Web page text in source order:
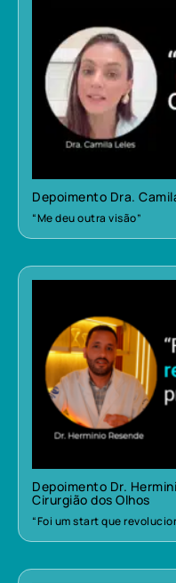
Depoimento Dra.
“Me deu outra visão”
Depoimento Dr.
Cirurgião dos Olhos
“Foi um start que